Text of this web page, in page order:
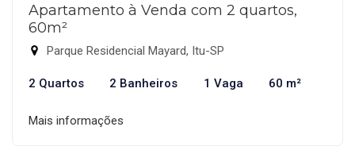
Apartamento à Venda com 2 quartos,
60m²
Parque Residencial Mayard, Itu-SP
2 Quartos 2 Banheiros 1 Vaga 60 m²
Mais informações